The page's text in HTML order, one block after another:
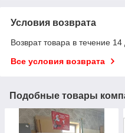
Условия возврата
Возврат товара в течение
Все условия возврата
Подобные товары